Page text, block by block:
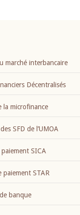
marché interbancaire
Décentralisés
la microfinance
SFD de l’UMOA
SICA
paiement STAR
banque